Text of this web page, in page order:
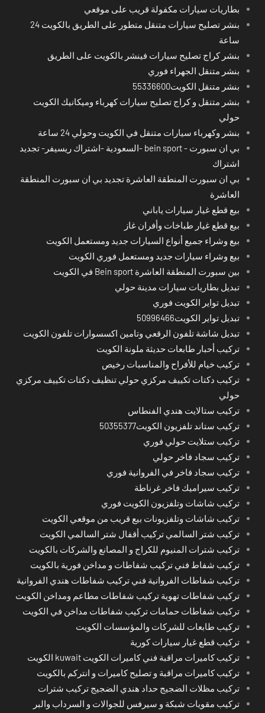
بطاريات سيارات مكفولة قريب على موقعي
بنشر تصليح سيارات متنقل متطور على الطريق بالكويت 24
ساعة
بنشر كراج تصليح سيارات فينشر بالكويت على الطريق
بنشر متنقل الجهراء فوري
بنشر متنقل الكويت55336600
بنشر متنقل و كراج تصليح سيارات كهرباء وميكانيك الكويت
حولي
بنشر وكهرباء سيارات متنقل في الكويت وحولي 24 ساعة
بي ان سبورت - bein sport -السعودية -اشتراك ريسيفر- تجديد
اشتراك
بي ان سبورت المنطقة العاشرة تجديد بي ان سبورت المنطقة
العاشرة
بيع قطع غيار سيارات ياباني
بيع قطع غيار طباخات وأفران غاز
بيع وشراء جميع أنواع السيارات جديد ومستعمل الكويت
بيع وشراء سيارات جديد ومستعمل فوري الكويت
بين سبورت المنطقة العاشرة Bein sport في الكويت
تبديل بطاريات سيارات مدينة حولي
تبديل تواير الكويت فوري
تبديل تواير الكويت50996466
تبديل شاشة تلفون الرقعي وتامين اكسسوارات تلفون الكويت
تركيب أحبار طابعات حديثة ملونة الكويت
تركيب خيام للأفراح والمناسبات رخيص
تركيب دكتات تكييف مركزي حولي تنظيف دكتات تكييف مركزي
حولي
تركيب ستالايت هندي الفنطاس
تركيب ستاند تلفزيون الكويت50355377
تركيب ستلايت حولي فوري
تركيب سجاد فاخر حولي
تركيب سجاد فاخر في الفروانية فوري
تركيب سيراميك فاخر غرناطة
تركيب شاشات وتلفزيون الكويت فوري
تركيب شاشات وتلفزيونات بيع قريب من موقعي الكويت
تركيب شتر السالمي تركيب أقفال شتر السالمي الكويت
تركيب شترات المنيوم للكراج و المصانع والشركات بالكويت
تركيب شفاط فني تركيب شفاطات و مداخن فورية بالكويت
تركيب شفاطات الفروانية فني تركيب شفاطات هندي الفروانية
تركيب شفاطات تهوية تركيب شفاطات مطاعم ومداخن الكويت
تركيب شفاطات حمامات تركيب شفاطات مداخن في الكويت
تركيب طابعات للشركات والمؤسسات الكويت
تركيب قطع غيار سيارات كورية
تركيب كاميرات مراقبة فني كاميرات الكويت kuwait الكويت
تركيب كاميرات مراقبة و تصليح كاميرات و انتركم بالكويت
تركيب مظلات الضجيج حداد هندي الضجيج تركيب شترات
تركيب مقويات شبكة و سيرفس للجوالات و السرداب والبر